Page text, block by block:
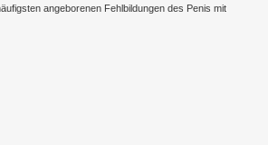
angeborenen Fehlbildungen des Penis mit